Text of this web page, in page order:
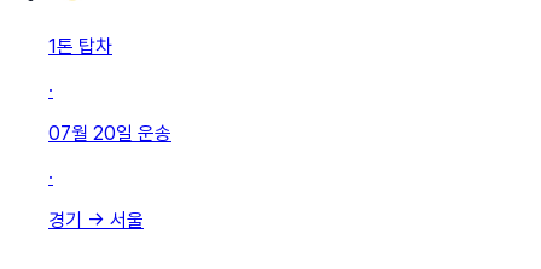
1톤 탑차
·
07월 20일 운송
·
경기 → 서울